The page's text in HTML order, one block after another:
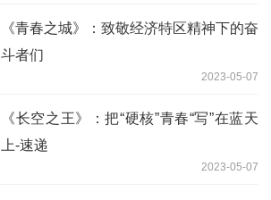
《青春之城》：致敬经济特区精神下的奋
斗者们
2023-05-07
《长空之王》：把“硬核”青春“写”在蓝天
上-速递
2023-05-07